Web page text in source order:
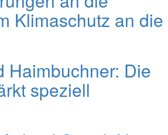
Klimaschutz an die
Haimbuchner: Die
speziell